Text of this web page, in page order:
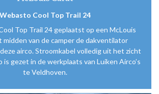
Webasto Cool Top Trail 24
Top Trail 24 geplaatst op een McLouis
midden van de camper de dakventilator
airco. Stroomkabel volledig uit het zicht
is gezet in de werkplaats van Luiken Airco’s
te Veldhoven.